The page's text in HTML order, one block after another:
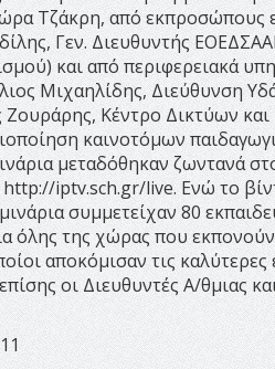
Τζάκρη, από εκπροσώπους
Γεν. Διευθυντής
και από περιφερειακά
Μιχαηλίδης, Διεύθυνση
Κέντρο Δικτύων και
καινοτόμων
μεταδόθηκαν ζωντανά
iptv.sch.gr/live. Ενώ το
συμμετείχαν 80
όλης της χώρας που
αποκόμισαν τις
οι Διευθυντές Α/θμιας